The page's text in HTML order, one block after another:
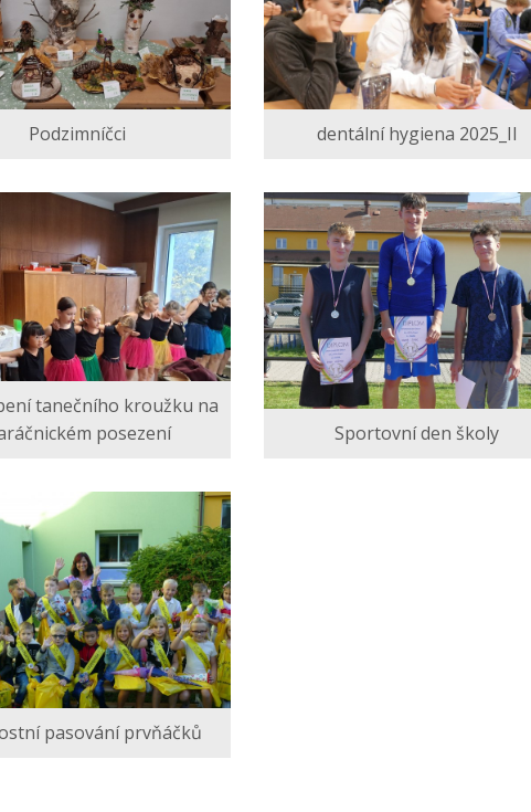
Podzimníčci dentální hygiena 2025_II
tanečního kroužku na
posezení
Sportovní den školy
pasování prvňáčků